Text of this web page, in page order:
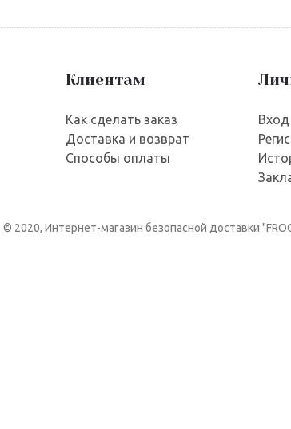
Клиентам
Как сделать заказ
Доставка и возврат
Способы оплаты
Вход
© 2020, Интернет-магазин безопасной доставки